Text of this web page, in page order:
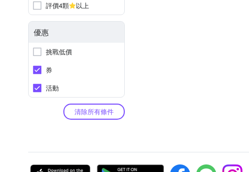
評價4顆
以上
優惠
挑戰低價
券
活動
清除所有條件